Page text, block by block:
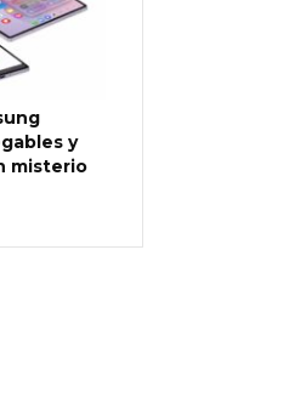
y
misterio